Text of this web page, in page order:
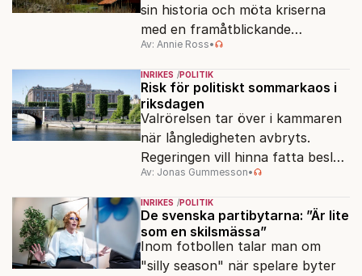
sin historia och möta kriserna
med en framåtblickande
strukturpolitik för att göra
Sverige långsiktigt hållbart,
jämlikt och kriståligt.
Av: Annie Ross•
INRIKES POLITIK
Risk för politiskt sommarkaos i
riksdagen
Valrörelsen tar över i kammaren
när långledigheten avbryts.
Regeringen vill hinna fatta beslut
före valet – men oppositionen
ser sin chans att pressa
Tidösidan.
Av: Jonas Gummesson•
INRIKES POLITIK
De svenska partibytarna: ”Är lite
som en skilsmässa”
Inom fotbollen talar man om
"silly season" när spelare byter